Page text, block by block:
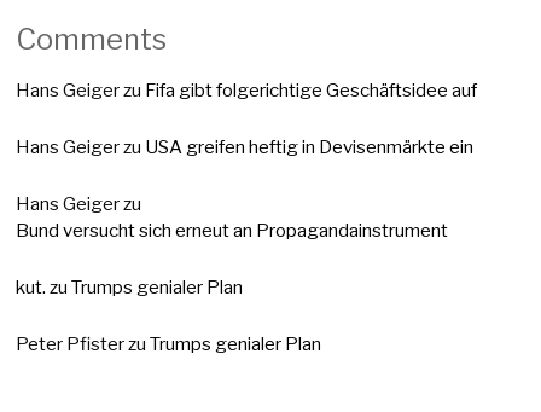
Comments
Hans Geigerzu Fifa gibt folgerichtige Geschäftsidee auf
Hans Geigerzu USA greifen heftig in Devisenmärkte ein
Hans Geigerzu
Bund versucht sich erneut an Propagandainstrument
kut. zuTrumps genialer Plan
Peter PfisterzuTrumps genialer Plan